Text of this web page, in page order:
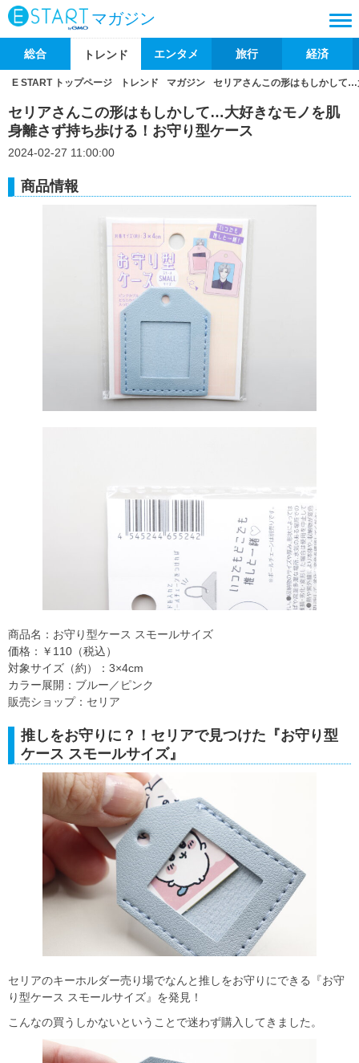
マガジン
総合 トレンド エンタメ 旅行 経済
E START トップページ トレンド マガジン セリアさんこの形はもしかして
セリアさんこの形はもしかして…大好きなモノを肌
身離さず持ち歩ける！お守り型ケース
2024-02-27 11:00:00
商品情報
商品名：お守り型ケース スモールサイズ
価格：￥110（税込）
対象サイズ（約）：3×4cm
カラー展開：ブルー／ピンク
販売ショップ：セリア
推しをお守りに？！セリアで見つけた『お守り型
ケース スモールサイズ』
セリアのキーホルダー売り場でなんと推しをお守りにできる『お守
り型ケース スモールサイズ』を発見！
こんなの買うしかないということで迷わず購入してきました。